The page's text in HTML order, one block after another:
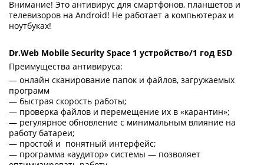
Внимание! Это антивирус для смартфонов, планшетов и
телевизоров на Android! Не работает а компьютерах и
ноутбуках!
Dr.Web Mobile Security Space 1 устройство/1 год ESD
Преимущества антивируса:
— онлайн сканирование папок и файлов, загружаемых
программ
— быстрая скорость работы;
— проверка файлов и перемещение их в «карантин»;
— регулярное обновление с минимальным влияние на
работу батареи;
— простой и понятный интерфейс;
— программа «аудитор» системы — позволяет